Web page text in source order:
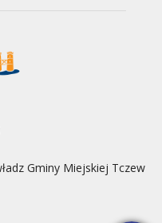
Gminy Miejskiej Tczew